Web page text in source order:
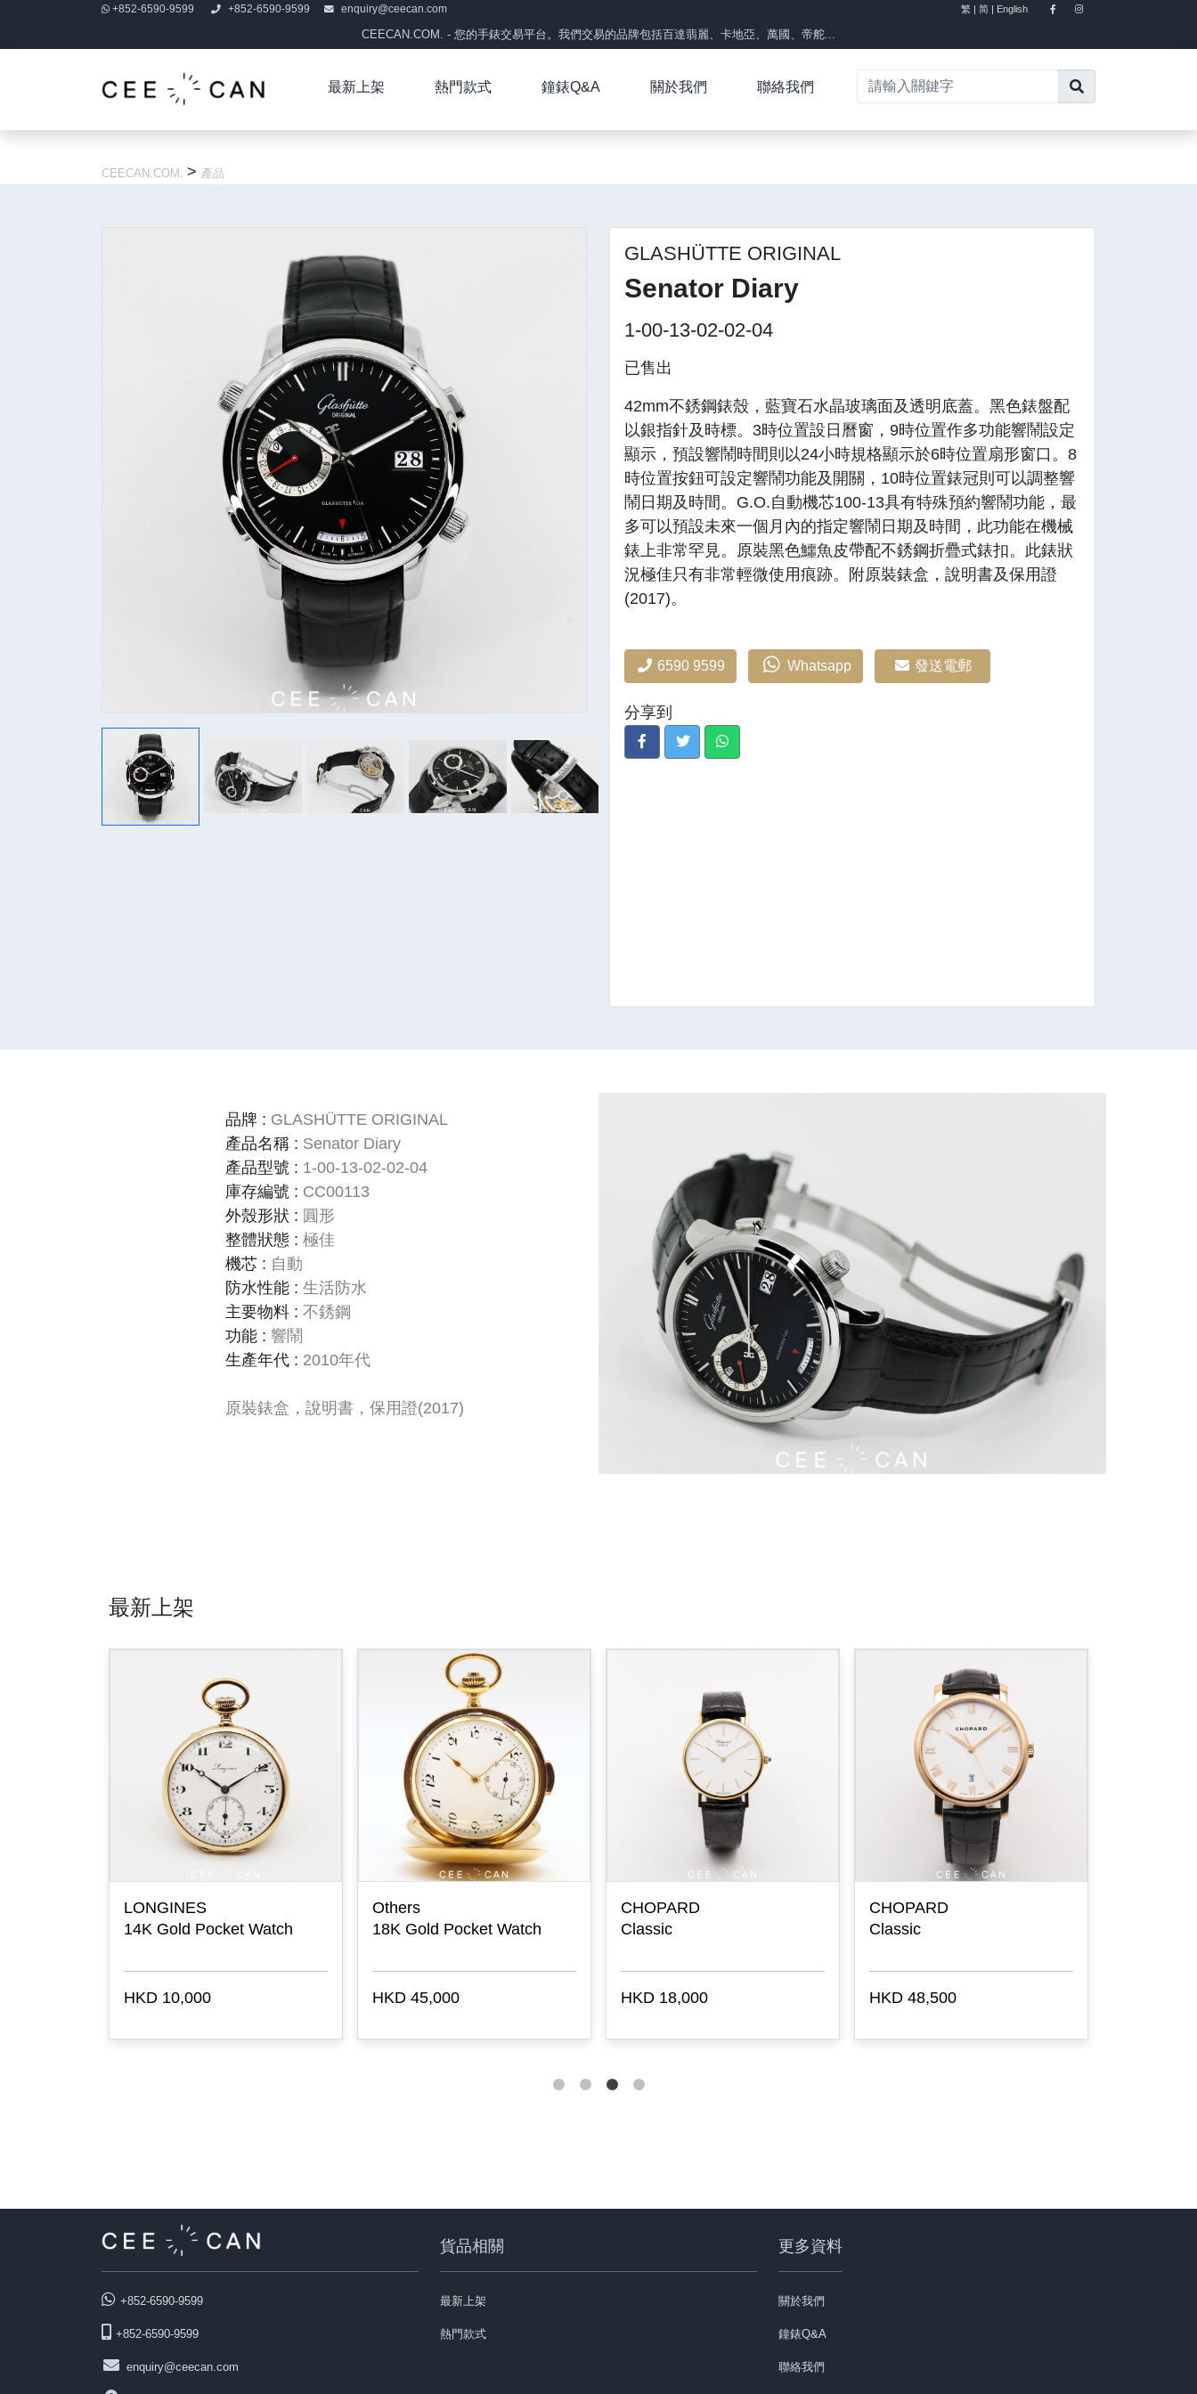
+852-6590-9599 +852-6590-9599 enquiry@ceecan.com 繁 | 简 | English
CEECAN.COM. - 您的手錶交易平台。我們交易的品牌包括百達翡麗、卡地亞、萬國、帝舵...
最新上架 熱門款式 鐘錶Q&A 關於我們 聯絡我們
CEECAN.COM. > 產品
GLASHÜTTE ORIGINAL
Senator Diary
1-00-13-02-02-04
已售出
42mm不銹鋼錶殼，藍寶石水晶玻璃面及透明底蓋。黑色錶盤配
以銀指針及時標。3時位置設日曆窗，9時位置作多功能響鬧設定
顯示，預設響鬧時間則以24小時規格顯示於6時位置扇形窗口。8
時位置按鈕可設定響鬧功能及開關，10時位置錶冠則可以調整響
鬧日期及時間。G.O.自動機芯100-13具有特殊預約響鬧功能，最
多可以預設未來一個月內的指定響鬧日期及時間，此功能在機械
錶上非常罕見。原裝黑色鱷魚皮帶配不銹鋼折疊式錶扣。此錶狀
況極佳只有非常輕微使用痕跡。附原裝錶盒，說明書及保用證
(2017)。
6590 9599 Whatsapp 發送電郵
分享到
品牌 : GLASHÜTTE ORIGINAL
產品名稱 : Senator Diary
產品型號 : 1-00-13-02-02-04
庫存編號 : CC00113
外殼形狀 : 圓形
整體狀態 : 極佳
機芯 : 自動
防水性能 : 生活防水
主要物料 : 不銹鋼
功能 : 響鬧
生產年代 : 2010年代
原裝錶盒，說明書，保用證(2017)
最新上架
LONGINES
14K Gold Pocket Watch
HKD 10,000
Others
18K Gold Pocket Watch
HKD 45,000
CHOPARD
Classic
HKD 18,000
CHOPARD
Classic
HKD 48,500
+852-6590-9599
+852-6590-9599
enquiry@ceecan.com
貨品相關
最新上架
熱門款式
更多資料
關於我們
鐘錶Q&A
聯絡我們